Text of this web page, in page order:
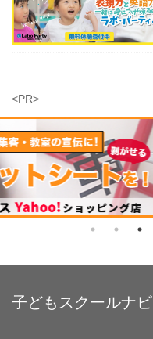
<PR>
子どもスクールナビ